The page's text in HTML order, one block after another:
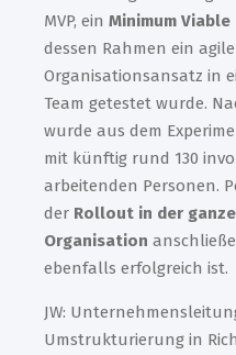
MVP, ein Minimum
dessen Rahmen ein
Organisationsansatz in
Team getestet wurde.
wurde aus dem
mit künftig rund 130
arbeitenden Personen.
der Rollout in der
Organisation
ebenfalls erfolgreich ist.
JW:
Umstrukturierung in